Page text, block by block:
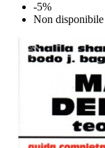
-5%
Non disponibile